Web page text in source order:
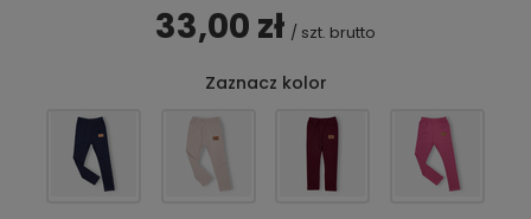
33,00 zł / szt. brutto
Zaznacz kolor